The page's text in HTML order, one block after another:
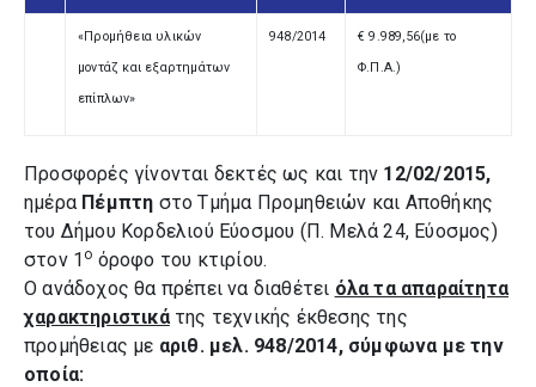
«Προμήθεια υλικών
μοντάζ και εξαρτημάτων
επίπλων»
948/2014
€ 9.989,56(με το
Φ.Π.Α.)
Προσφορές γίνονται δεκτές ως και την 12/02/2015,
ημέρα Πέμπτη στο Τμήμα Προμηθειών και Αποθήκης
του Δήμου Κορδελιού Εύοσμου (Π. Μελά 24, Εύοσμος)
στον 1 ο όροφο του κτιρίου.
Ο ανάδοχος θα πρέπει να διαθέτει όλα τα απαραίτητα
χαρακτηριστικάτης τεχνικής έκθεσης της
προμήθειας με αριθ. μελ. 948/2014, σύμφωνα με την
οποία: